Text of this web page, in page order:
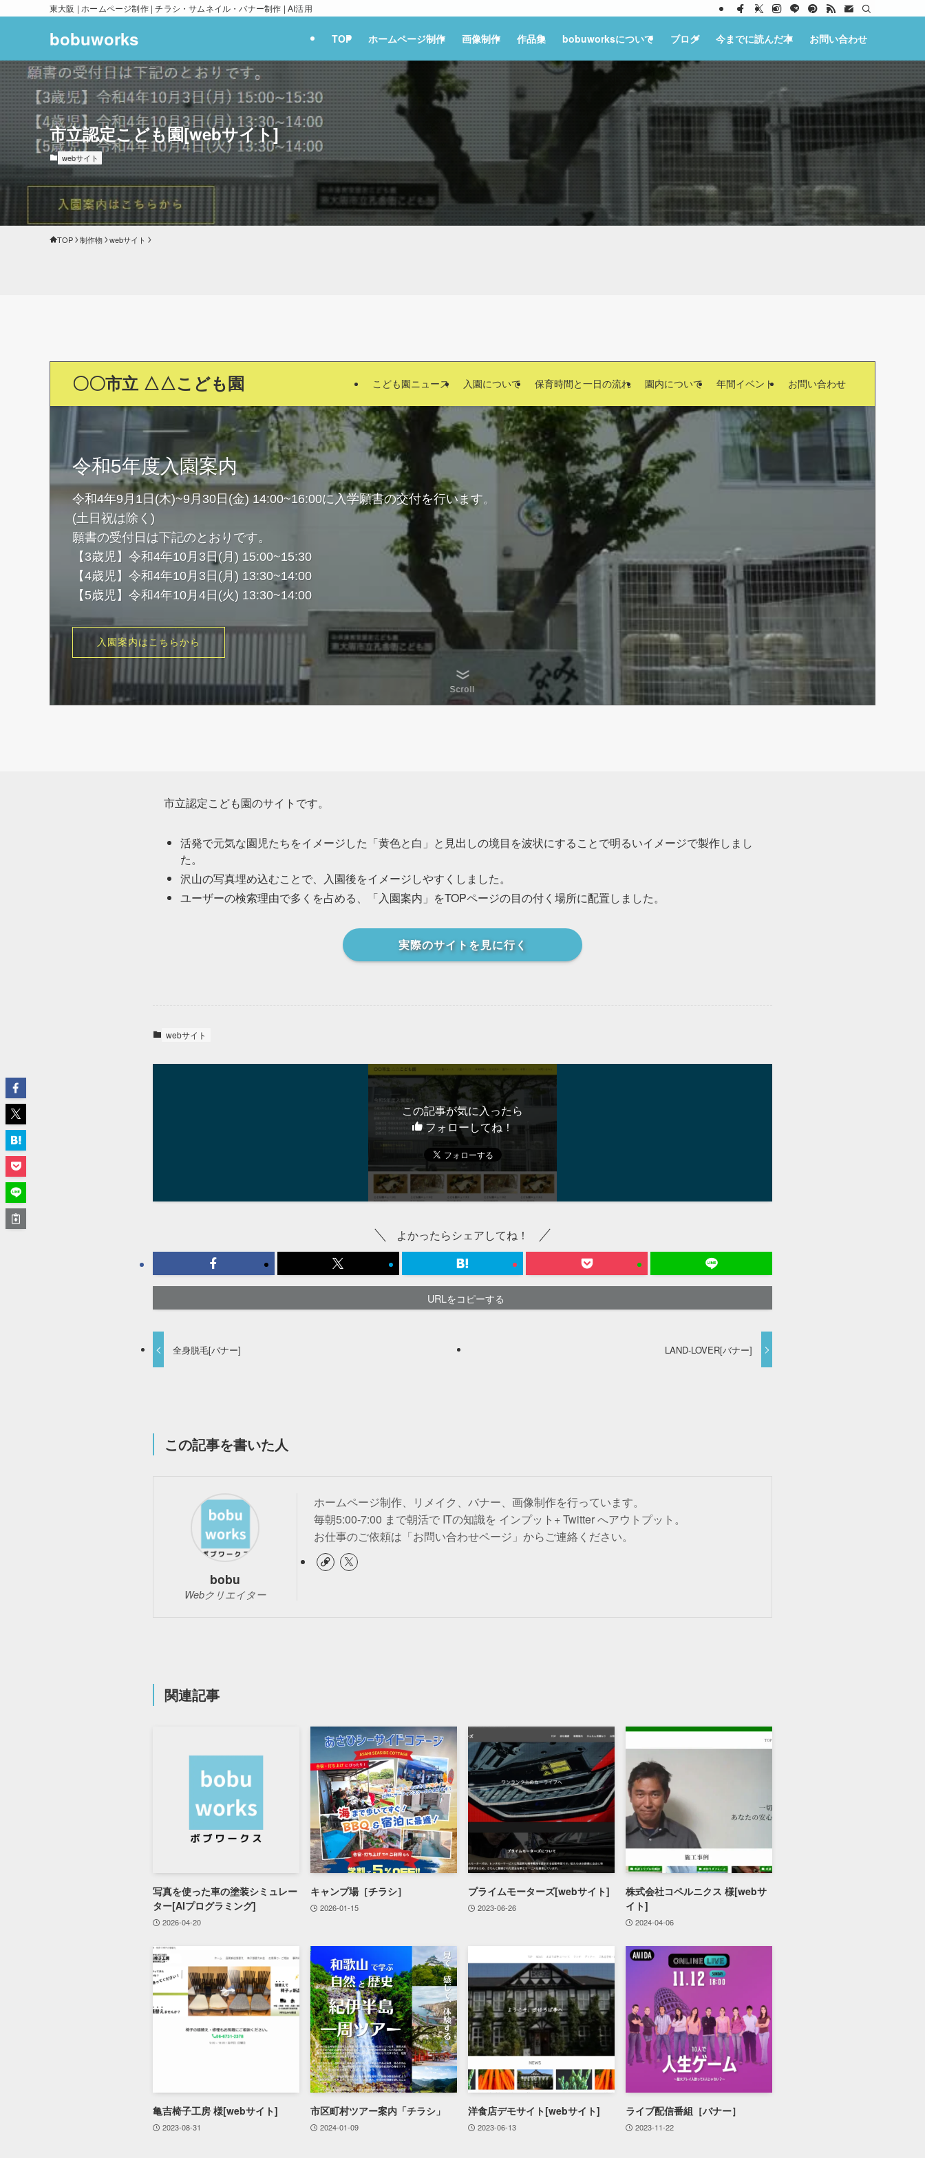
東大阪 | ホームページ制作 | チラシ・サムネイル・バナー制作 | AI活用
bobuworks TOP ホームページ制作 画像制作 作品集 bobuworksについて ブログ 今までに読んだ本 お問い合わせ
市立認定こども園[webサイト]
webサイト
TOP 制作物 webサイト
市立認定こども園のサイトです。
活発で元気な園児たちをイメージした「黄色と白」と見出しの境目を波状にすることで明るいイメージで製作しまし
た。
沢山の写真埋め込むことで、入園後をイメージしやすくしました。
ユーザーの検索理由で多くを占める、「入園案内」をTOPページの目の付く場所に配置しました。
実際のサイトを見に行く
webサイト
この記事が気に入ったら
フォローしてね！
よかったらシェアしてね！
URLをコピーする
全身脱毛[バナー] LAND-LOVER[バナー]
この記事を書いた人
bobu
Webクリエイター
ホームページ制作、リメイク、バナー、画像制作を行っています。
毎朝5:00-7:00 まで朝活で ITの知識を インプット+ Twitter へアウトプット。
お仕事のご依頼は「お問い合わせページ」からご連絡ください。
関連記事
写真を使った車の塗装シミュレー
ター[AIプログラミング]
2026-04-20
キャンプ場［チラシ］
2026-01-15
プライムモーターズ[webサイト]
2023-06-26
株式会社コペルニクス 様[webサ
イト]
2024-04-06
亀吉椅子工房 様[webサイト]
2023-08-31
市区町村ツアー案内「チラシ」
2024-01-09
洋食店デモサイト[webサイト]
2023-06-13
ライブ配信番組［バナー］
2023-11-22